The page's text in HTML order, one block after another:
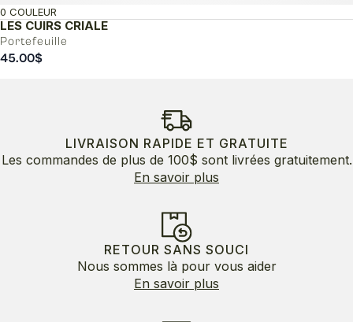
LES CUIRS CRIALE
Portefeuille
0 COULEUR
45.00$
LIVRAISON RAPIDE ET GRATUITE
Les commandes de plus de 100$ sont livrées gratuitement.
En savoir plus
RETOUR SANS SOUCI
Nous sommes là pour vous aider
En savoir plus